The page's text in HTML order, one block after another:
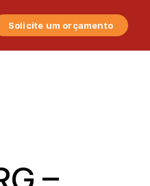
Solicite um orçamento